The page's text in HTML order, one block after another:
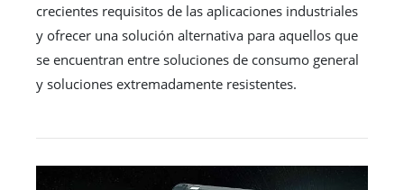
crecientes requisitos de las aplicaciones industriales
y ofrecer una solución alternativa para aquellos que
se encuentran entre soluciones de consumo general
y soluciones extremadamente resistentes.